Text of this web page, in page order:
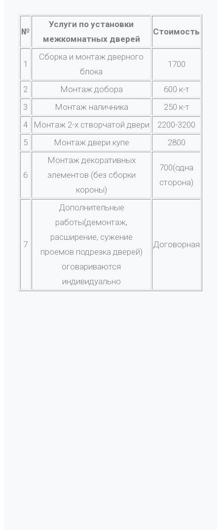
№
Услуги по установки
межкомнатных дверей
Стоимость
1
Сборка и монтаж дверного
блока
1700
2 Монтаж добора
600 к-т
3
Монтаж наличника
250 к-т
4
Монтаж 2-х створчатой двери
2200-3200
5
Монтаж двери купе 2800
6
Монтаж декоративных
элементов (без сборки
короны)
700(одна
сторона)
7
Дополнительные
работы(демонтаж,
расширение, сужение
проемов подрезка дверей)
оговариваются
индивидуально
Договорная